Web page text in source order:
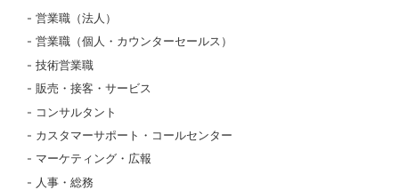
営業職（法人）
営業職（個人・カウンターセールス）
技術営業職
販売・接客・サービス
コンサルタント
カスタマーサポート・コールセンター
マーケティング・広報
人事・総務